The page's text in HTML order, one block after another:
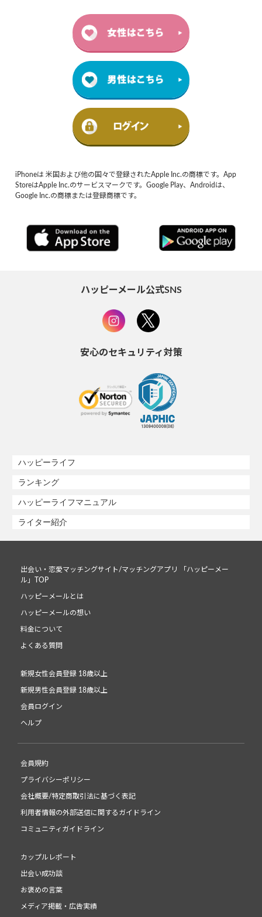
iPhoneは 米国および他の国々で登録されたApple Inc.の商標です。App
StoreはApple Inc.のサービスマークです。Google Play、Androidは、
Google Inc.の商標または登録商標です。
ハッピーメール公式SNS
安心のセキュリティ対策
ハッピーライフ
ランキング
ハッピーライフマニュアル
ライター紹介
出会い・恋愛マッチングサイト/マッチングアプリ 「ハッピーメー
ル」TOP
ハッピーメールとは
ハッピーメールの想い
料金について
よくある質問
新規女性会員登録 18歳以上
新規男性会員登録 18歳以上
会員ログイン
ヘルプ
会員規約
プライバシーポリシー
会社概要/特定商取引法に基づく表記
利用者情報の外部送信に関するガイドライン
コミュニティガイドライン
カップルレポート
出会い成功談
お褒めの言葉
メディア掲載・広告実績